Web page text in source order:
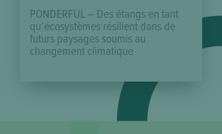
PONDERFUL – Des étangs en tant
qu’écosystèmes résilient dans de
futurs paysages soumis au
changement climatique